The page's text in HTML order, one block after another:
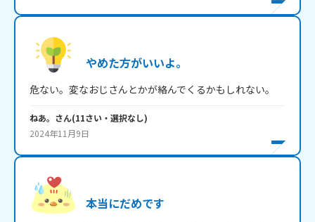
やめた方がいいよ。
危ない。変なおじさんとかが絡んでくるかもしれない。
ねあ。 さん(11さい・ 選択なし)
2024年11月9日
本当にだめです